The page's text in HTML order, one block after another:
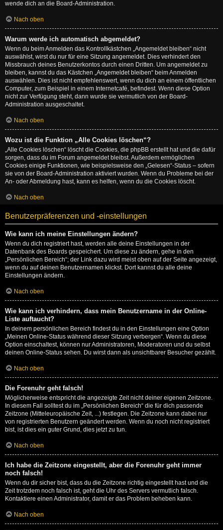
wende dich an die Board-Administration.
Nach oben
Warum werde ich automatisch abgemeldet?
Wenn du beim Anmelden das Kontrollkästchen „Angemeldet bleiben“ nicht
auswählst, wirst du nur für eine Sitzung angemeldet. Dies verhindert den
Missbrauch deines Benutzerkontos durch einen Dritten. Um angemeldet zu
bleiben, kannst du das Kästchen „Angemeldet bleiben“ beim Anmelden
auswählen. Dies ist nicht empfehlenswert, wenn du dich an einem öffentlichen
Computer, zum Beispiel in einem Internetcafé, befindest. Wenn diese Option
nicht zur Verfügung steht, dann wurde sie vermutlich von der Board-
Administration ausgeschaltet.
Nach oben
Wozu ist die Funktion „Alle Cookies löschen“?
„Alle Cookies löschen“ löscht die Cookies, die phpBB erstellt hat und die dafür
sorgen, dass du im Forum angemeldet bleibst. Außerdem ermöglichen
Cookies einige Funktionen, wie beispielsweise den „Gelesen“-Status – sofern
sie von der Board-Administration aktiviert wurden. Wenn du Probleme bei der
An- oder Abmeldung hast, kann es helfen, wenn du die Cookies löscht.
Nach oben
Benutzerpräferenzen und -einstellungen
Wie kann ich meine Einstellungen ändern?
Wenn du dich registriert hast, werden alle deine Einstellungen in der
Datenbank des Boards gespeichert. Um diese zu ändern, gehe in den
„Persönlichen Bereich“; der Link dazu wird meist oben auf der Seite angezeigt,
wenn du auf deinen Benutzernamen klickst. Dort kannst du alle deine
Einstellungen ändern.
Nach oben
Wie kann ich verhindern, dass mein Benutzername in der Online-
Liste auftaucht?
In deinem persönlichen Bereich findest du in den Einstellungen eine Option
„Meinen Online-Status während dieser Sitzung verbergen“. Wenn du diese
Option einschaltest, können nur Administratoren, Moderatoren und du selbst
deinen Online-Status sehen. Du wirst dann als unsichtbarer Besucher gezählt.
Nach oben
Die Forenuhr geht falsch!
Möglicherweise entspricht die angezeigte Zeit nicht deiner eigenen Zeitzone.
In diesem Fall solltest du im „Persönlichen Bereich“ die für dich passende
Zeitzone (Mitteleuropäische Zeit, ...) festlegen. Die Zeitzone kann dabei nur
von registrierten Benutzern geändert werden. Wenn du noch nicht registriert
bist, ist dies ein guter Grund, dies jetzt zu tun.
Nach oben
Ich habe die Zeitzone eingestellt, aber die Forenuhr geht immer
noch falsch!
Wenn du dir sicher bist, dass du die Zeitzone richtig eingestellt hast und die
Zeit trotzdem noch falsch ist, geht die Uhr des Servers vermutlich falsch.
Kontaktiere einen Administrator, damit er das Problem beheben kann.
Nach oben